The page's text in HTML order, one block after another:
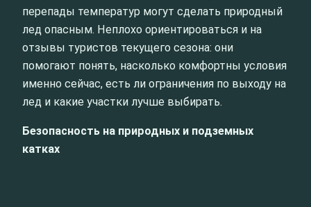
перепады температур могут сделать природный
лед опасным. Неплохо ориентироваться и на
отзывы туристов текущего сезона: они
помогают понять, насколько комфортны условия
именно сейчас, есть ли ограничения по выходу на
лед и какие участки лучше выбирать.
Безопасность на природных и подземных
катках